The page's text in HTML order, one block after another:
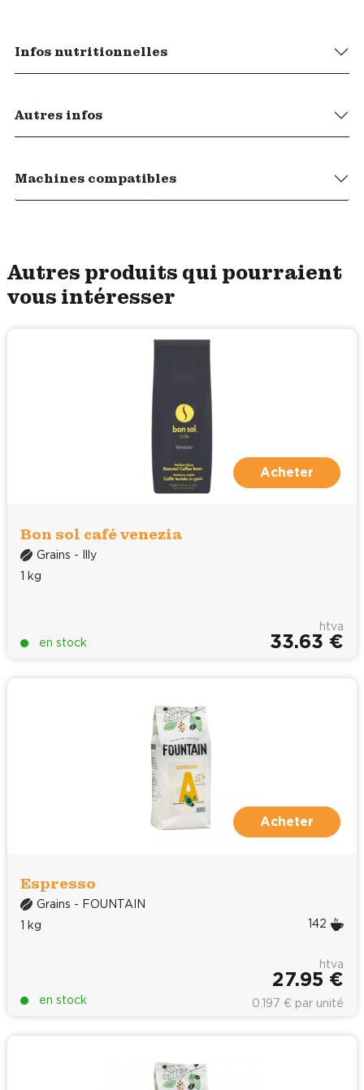
Infos nutritionnelles
Autres infos
Machines compatibles
Autres produits qui pourraient
vous intéresser
Acheter
Bon sol café venezia
Grains - Illy
1 kg
en stock
htva
33.63 €
Acheter
Espresso
Grains - FOUNTAIN
1 kg
142
en stock
htva
27.95 €
0.197 € par unité